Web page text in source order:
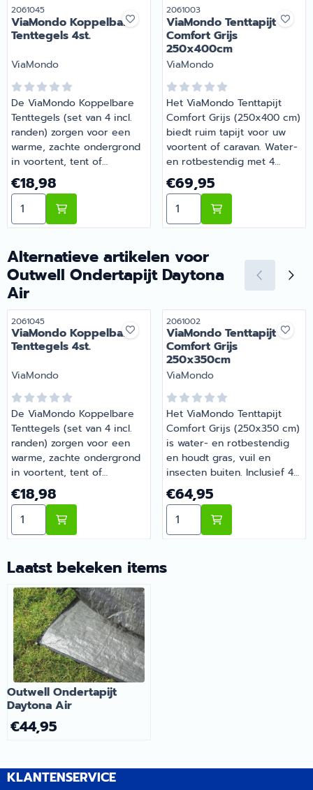
Artikelnummer
2061045
ViaMondo Koppelbare
Tenttegels 4st.
Merk:
ViaMondo
De ViaMondo Koppelbare
Tenttegels (set van 4 incl.
randen) zorgen voor een
warme, zachte ondergrond
in voortent, tent of
speelruimte. Laten gras
ademen, eenvoudig te
koppelen en lichtgewicht.
Kan op maat worden
sets te combineren. |
ViaMondo Koppelbare
Tenttegels 4st. |
Artikelnummer 2061045
Prijs: 18,98
€18,98
Aantal kiezen voor ViaMondo Koppelbare Tenttegels
Artikelnummer
2061003
ViaMondo Tenttapijt
Comfort Grijs
250x400cm
Merk:
ViaMondo
Het ViaMondo Tenttapijt
Comfort Grijs (250x400 cm)
biedt ruim tapijt voor uw
voortent of caravan. Water-
en rotbestendig met 4
bevestigingsoogjes en
opbergtas — een solide en
betaalbare keuze voor de
camping. | ViaMondo
2061003
Prijs: 69,95
€69,95
Aantal kiezen voor
Alternatieve artikelen voor
Outwell Ondertapijt Daytona
Air
Artikelnummer
2061045
ViaMondo Koppelbare
Tenttegels 4st.
Merk:
ViaMondo
De ViaMondo Koppelbare
Tenttegels (set van 4 incl.
randen) zorgen voor een
warme, zachte ondergrond
in voortent, tent of
speelruimte. Laten gras
ademen, eenvoudig te
koppelen en lichtgewicht.
Kan op maat worden
sets te combineren. |
ViaMondo Koppelbare
Tenttegels 4st. |
Artikelnummer 2061045
Prijs: 18,98
€18,98
Aantal kiezen voor ViaMondo Koppelbare Tenttegels
Artikelnummer
2061002
ViaMondo Tenttapijt
Comfort Grijs
250x350cm
Merk:
ViaMondo
Het ViaMondo Tenttapijt
Comfort Grijs (250x350 cm)
is water- en rotbestendig
en houdt gras, vuil en
insecten buiten. Inclusief 4
oogjes en opbergtas.
Praktisch en duurzaam voor
elke camping. | ViaMondo
Tenttapijt Comfort Grijs
Prijs: 64,95
€64,95
Aantal kiezen voor
Laatst bekeken items
Outwell Ondertapijt
Daytona Air
€44,95
KLANTENSERVICE